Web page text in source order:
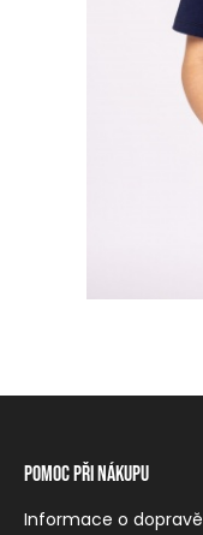
Pomoc při nákupu
Informace o dopravě